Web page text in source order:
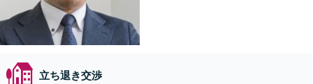
立ち退き交渉